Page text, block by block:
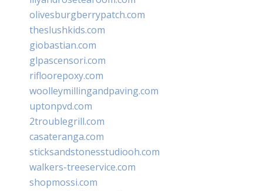
olivesburgberrypatch.com
theslushkids.com
giobastian.com
glpascensori.com
rifloorepoxy.com
woolleymillingandpaving.com
uptonpvd.com
2troublegrill.com
casateranga.com
sticksandstonesstudiooh.com
walkers-treeservice.com
shopmossi.com